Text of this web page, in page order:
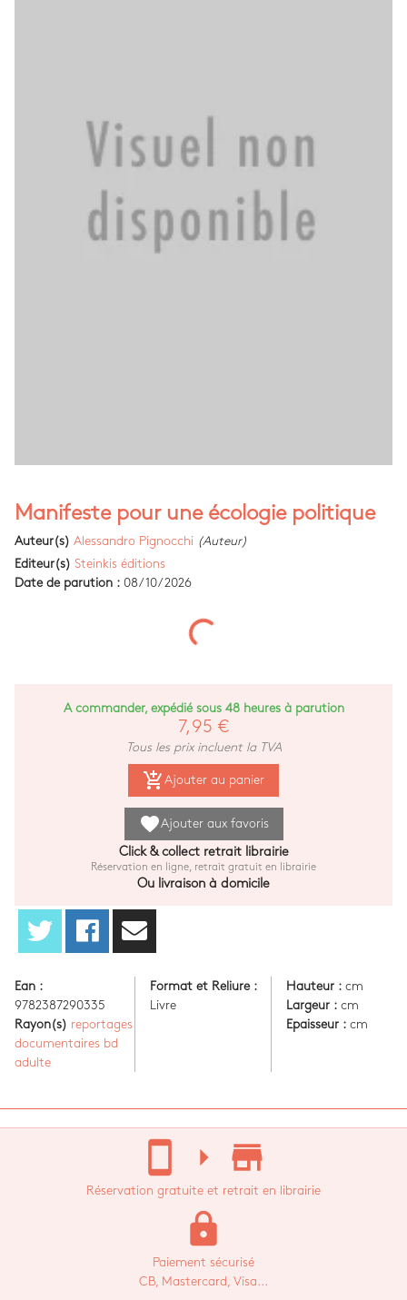
Manifeste pour une écologie politique
Auteur(s) Alessandro Pignocchi (Auteur)
Editeur(s) Steinkis éditions
Date de parution : 08/10/2026
A commander, expédié sous 48 heures à parution
7,95 €
Tous les prix incluent la TVA
add_shopping_cart Ajouter au panier
favoriteAjouter aux favoris
Click & collect retrait librairie
Réservation en ligne, retrait gratuit en librairie
Ou livraison à domicile
Ean :
9782387290335
Rayon(s) reportages
documentaires bd
adulte
Format et Reliure :
Livre
Hauteur :cm
Largeur :cm
Epaisseur :cm
stay_current_portrait arrow_right store_mall_directory
Réservation gratuite et retrait en librairie
lock
Paiement sécurisé
CB, Mastercard, Visa...